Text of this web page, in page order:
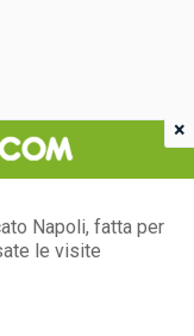
Napoli, fatta per
le visite
×